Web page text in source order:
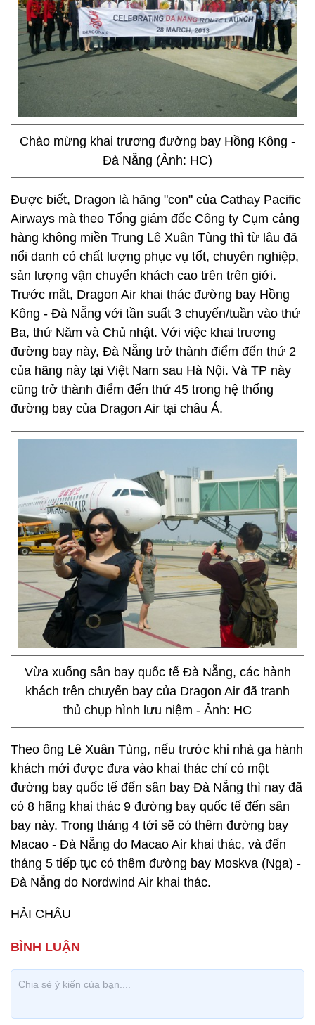
Chào mừng khai trương đường bay Hồng Kông -
Đà Nẵng (Ảnh: HC)
Được biết, Dragon là hãng "con" của Cathay Pacific
Airways mà theo Tổng giám đốc Công ty Cụm cảng
hàng không miền Trung Lê Xuân Tùng thì từ lâu đã
nổi danh có chất lượng phục vụ tốt, chuyên nghiệp,
sản lượng vận chuyển khách cao trên trên giới.
Trước mắt, Dragon Air khai thác đường bay Hồng
Kông - Đà Nẵng với tần suất 3 chuyến/tuần vào thứ
Ba, thứ Năm và Chủ nhật. Với việc khai trương
đường bay này, Đà Nẵng trở thành điểm đến thứ 2
của hãng này tại Việt Nam sau Hà Nội. Và TP này
cũng trở thành điểm đến thứ 45 trong hệ thống
đường bay của Dragon Air tại châu Á.
Vừa xuống sân bay quốc tế Đà Nẵng, các hành
khách trên chuyến bay của Dragon Air đã tranh
thủ chụp hình lưu niệm - Ảnh: HC
Theo ông Lê Xuân Tùng, nếu trước khi nhà ga hành
khách mới được đưa vào khai thác chỉ có một
đường bay quốc tế đến sân bay Đà Nẵng thì nay đã
có 8 hãng khai thác 9 đường bay quốc tế đến sân
bay này. Trong tháng 4 tới sẽ có thêm đường bay
Macao - Đà Nẵng do Macao Air khai thác, và đến
tháng 5 tiếp tục có thêm đường bay Moskva (Nga) -
Đà Nẵng do Nordwind Air khai thác.
HẢI CHÂU